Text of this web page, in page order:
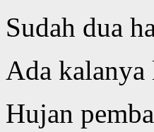
Sudah dua
Ada kalanya
Hujan